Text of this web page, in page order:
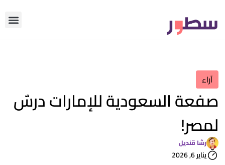
آراء
صفعة السعودية للإمارات درسٌ
لمصر!
رشا قنديل
يناير 6, 2026